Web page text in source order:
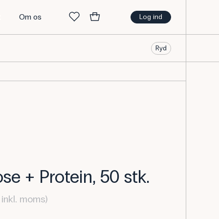
Log ind
Om os
Ryd
+ Protein, 50 stk.
moms)